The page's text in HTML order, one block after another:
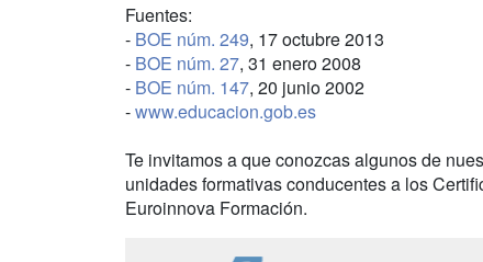
Fuentes:
- BOE núm. 249, 17 octubre 2013
- BOE núm. 27, 31 enero 2008
- BOE núm. 147, 20 junio 2002
-www.educacion.gob.es
Te invitamos a que conozcas algunos de
unidades formativas conducentes a los
Euroinnova Formación.